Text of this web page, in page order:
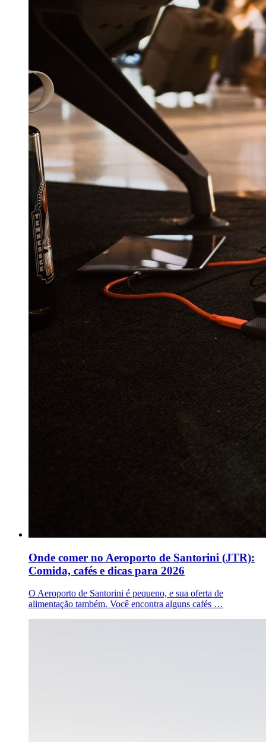
Onde comer no Aeroporto de Santorini (JTR):
Comida, cafés e dicas para 2026
O Aeroporto de Santorini é pequeno, e sua oferta de
alimentação também. Você encontra alguns cafés …